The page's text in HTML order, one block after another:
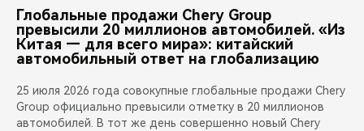
Глобальные продажи Chery Group
превысили 20 миллионов автомобилей. «Из
Китая — для всего мира»: китайский
автомобильный ответ на глобализацию
25 июля 2026 года совокупные глобальные продажи Chery
Group официально превысили отметку в 20 миллионов
автомобилей. В тот же день совершенно новый Chery